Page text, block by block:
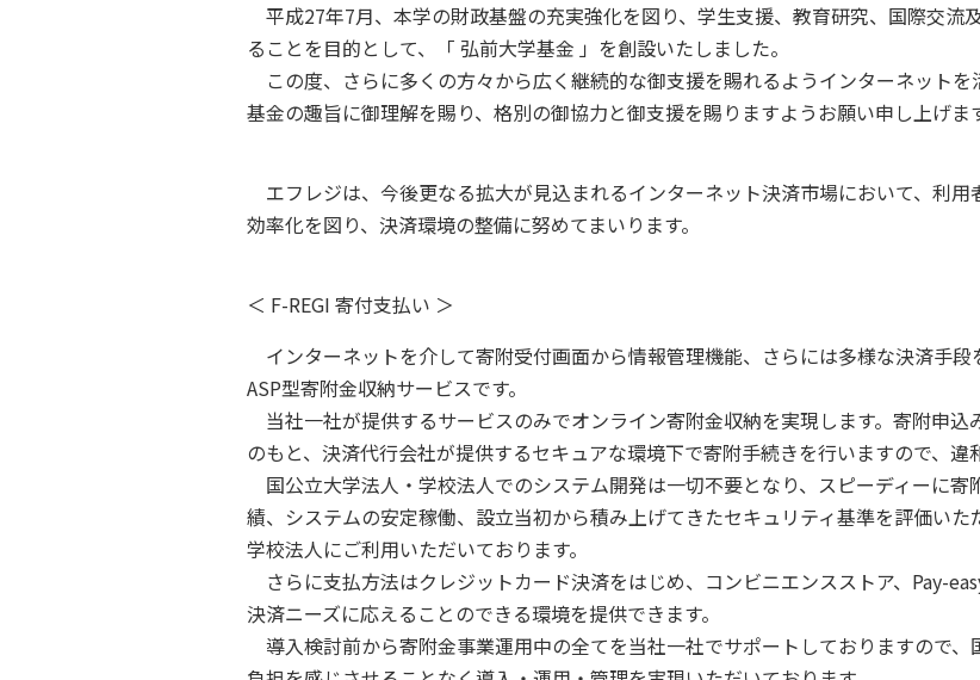
平成27年7月、本学の財政基盤の充実強化を図り、学生支援、教育研究、国際交流
ることを目的として、「 弘前大学基金 」を創設いたしました。
この度、さらに多くの方々から広く継続的な御支援を賜れるようインターネット
基金の趣旨に御理解を賜り、格別の御協力と御支援を賜りますようお願い申し上げま
エフレジは、今後更なる拡大が見込まれるインターネット決済市場において、利
効率化を図り、決済環境の整備に努めてまいります。
＜ F-REGI 寄付支払い ＞
インターネットを介して寄附受付画面から情報管理機能、さらには多様な決済手
ASP型寄附金収納サービスです。
当社一社が提供するサービスのみでオンライン寄附金収納を実現します。寄附申
のもと、決済代行会社が提供するセキュアな環境下で寄附手続きを行いますので、違
国公立大学法人・学校法人でのシステム開発は一切不要となり、スピーディーに
績、システムの安定稼働、設立当初から積み上げてきたセキュリティ基準を評価いた
学校法人にご利用いただいております。
さらに支払方法はクレジットカード決済をはじめ、コンビニエンスストア、Pay-
決済ニーズに応えることのできる環境を提供できます。
導入検討前から寄附金事業運用中の全てを当社一社でサポートしておりますので